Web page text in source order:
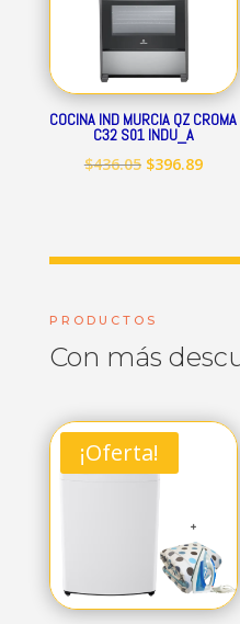
COCINA IND MURCIA QZ CROMA
C32 S01 INDU_A
$436.05 El
$396.89El
PRODUCTOS
Con más
¡Oferta!